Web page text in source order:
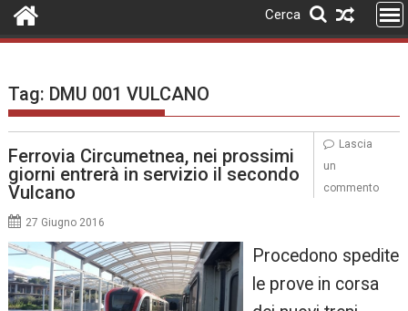
Cerca
Tag: DMU 001 VULCANO
Ferrovia Circumetnea, nei prossimi
giorni entrerà in servizio il secondo
Vulcano
27 Giugno 2016
Procedono spedite
le prove in corsa
Lascia
un
commento